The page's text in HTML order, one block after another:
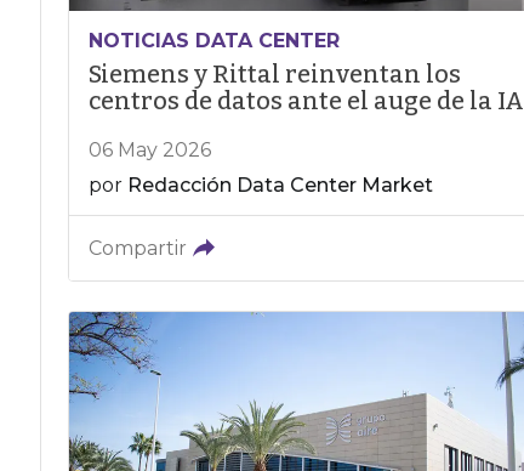
NOTICIAS DATA CENTER
Siemens y Rittal reinventan los
centros de datos ante el auge de la IA
06 May 2026
por Redacción Data Center Market
Compartir